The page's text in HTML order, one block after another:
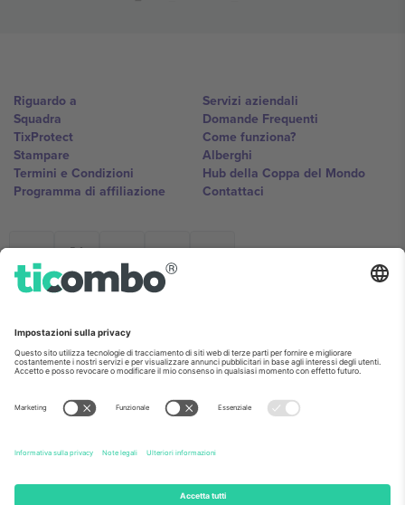
Riguardo a
Squadra
TixProtect
Stampare
Termini e Condizioni
Programma di affiliazione
Servizi aziendali
Domande Frequenti
Come funziona?
Alberghi
Hub della Coppa del Mondo
Contattaci
Ticombo Italia
Mimi Balkanska 132, 1540, Sofia,
base alla località, all'evento e/o al dominio. Per i dettagli controlla la
pagina specifica dell'evento, l'impronta e i termini.,